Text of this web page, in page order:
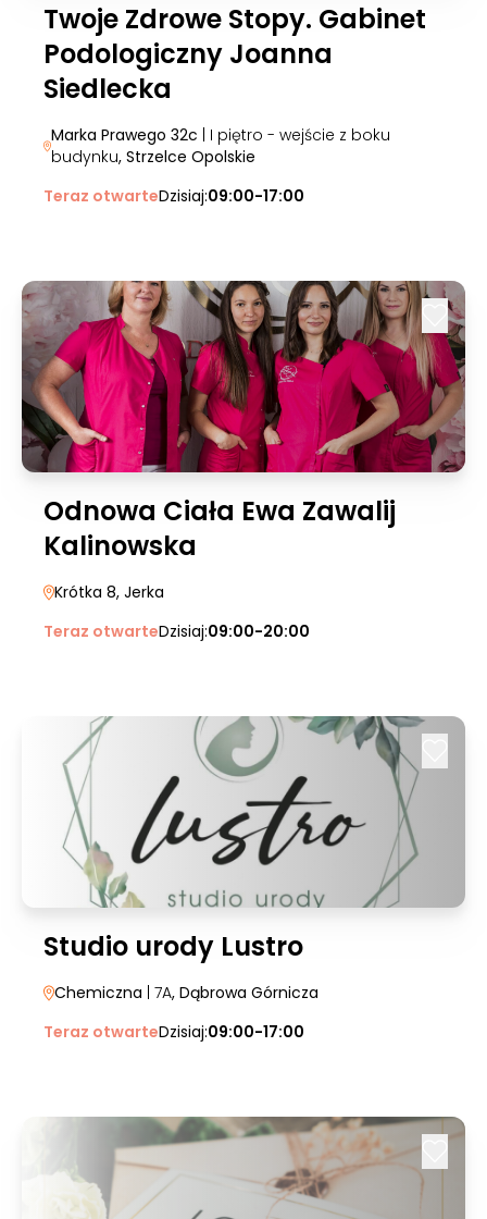
Twoje Zdrowe Stopy. Gabinet
Podologiczny Joanna
Siedlecka
Marka Prawego 32c | I piętro - wejście z boku
budynku, Strzelce Opolskie
Teraz otwarteDzisiaj:09:00-17:00
Odnowa Ciała Ewa Zawalij
Kalinowska
Krótka 8, Jerka
Teraz otwarteDzisiaj:09:00-20:00
Studio urody Lustro
Chemiczna | 7A, Dąbrowa Górnicza
Teraz otwarteDzisiaj:09:00-17:00